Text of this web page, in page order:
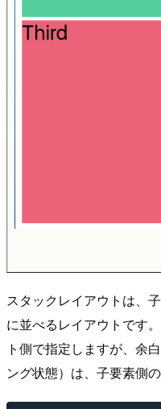
スタックレイアウトは、
に並べるレイアウトです
ト側で指定しますが、余
ング状態）は、子要素側